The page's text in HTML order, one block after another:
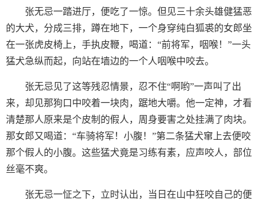
张无忌一踏进厅，便吃了一惊。但见三十余头雄健猛恶
的大犬，分成三排，蹲在地下，一个身穿纯白狐裘的女郎坐
在一张虎皮椅上，手执皮鞭，喝道：“前将军，咽喉！”一头
猛犬急纵而起，向站在墙边的一个人咽喉中咬去。
张无忌见了这等残忍情景，忍不住“啊哟”一声叫了出
来，却见那狗口中咬着一块肉，踞地大嚼。他一定神，才看
清楚那人原来是个皮制的假人，周身要害之处挂满了肉块。
那女郎又喝道：“车骑将军！小腹！”第二条猛犬窜上去便咬
那个假人的小腹。这些猛犬竟是习练有素，应声咬人，部位
丝毫不爽。
张无忌一怔之下，立时认出，当日在山中狂咬自己的便